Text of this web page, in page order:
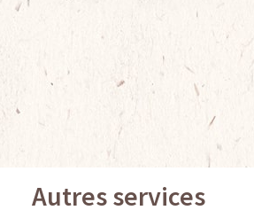
Autres services